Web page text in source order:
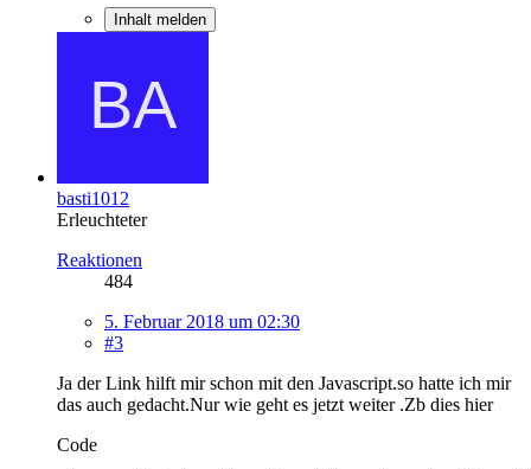
Inhalt melden
basti1012
Erleuchteter
Reaktionen
484
5. Februar 2018 um 02:30
#3
Ja der Link hilft mir schon mit den Javascript.so hatte ich mir
das auch gedacht.Nur wie geht es jetzt weiter .Zb dies hier
Code